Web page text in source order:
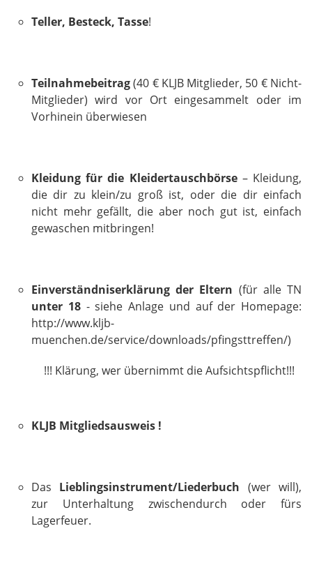
Teller, Besteck, Tasse!
Teilnahmebeitrag(40 € KLJB Mitglieder, 50 € Nicht-
Mitglieder) wird vor Ort eingesammelt oder im
Vorhinein überwiesen
Kleidung für die Kleidertauschbörse – Kleidung,
die dir zu klein/zu groß ist, oder die dir einfach
nicht mehr gefällt, die aber noch gut ist, einfach
gewaschen mitbringen!
Einverständniserklärung der Eltern (für alle TN
unter 18- siehe Anlage und auf der Homepage:
http://www.kljb-
muenchen.de/service/downloads/pfingsttreffen/)
!!! Klärung, wer übernimmt die Aufsichtspflicht!!!
KLJB Mitgliedsausweis !
Das Lieblingsinstrument/Liederbuch (wer will),
zur Unterhaltung zwischendurch oder fürs
Lagerfeuer.